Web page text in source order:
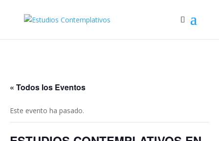
« Todos los Eventos
Este evento ha pasado.